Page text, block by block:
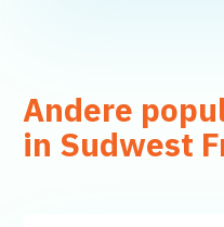
Andere
in Sudwest